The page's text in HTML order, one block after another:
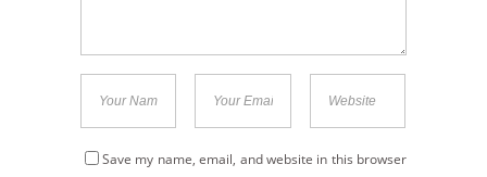
Save my name, email, and website in this browser